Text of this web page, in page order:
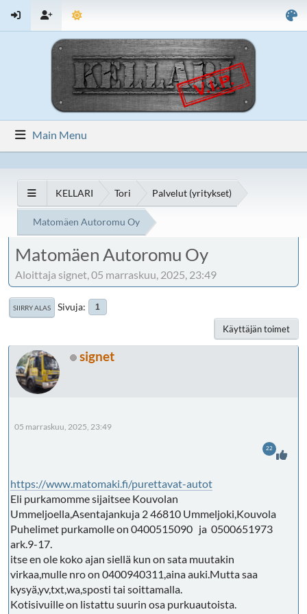
Main Menu
KELLARI Tori Palvelut (yritykset)
Matomäen Autoromu Oy
Matomäen Autoromu Oy
Aloittaja signet, 05 marraskuu, 2025, 23:49
SIIRRY ALAS Sivuja 1
Käyttäjän toimet
signet
05 marraskuu, 2025, 23:49
https://www.matomaki.fi/purettavat-autot
Eli purkamomme sijaitsee Kouvolan
Ummeljoella,Asentajankuja 2 46810 Ummeljoki,Kouvola
Puhelimet purkamolle on 0400515090 ja 0500651973
ark.9-17.
itse en ole koko ajan siellä kun on sata muutakin
virkaa,mulle nro on 0400940311,aina auki.Mutta saa
kysyä,yv,txt,wa,sposti tai soittamalla.
Kotisivuille on listattu suurin osa purkuautoista.
22